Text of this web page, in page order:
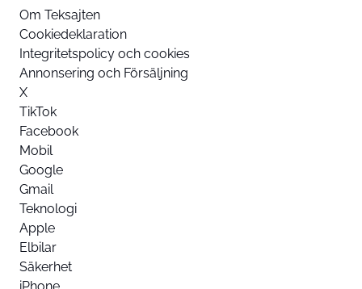
Om Teksajten
Cookiedeklaration
Integritetspolicy och cookies
Annonsering och Försäljning
X
TikTok
Facebook
Mobil
Google
Gmail
Teknologi
Apple
Elbilar
Säkerhet